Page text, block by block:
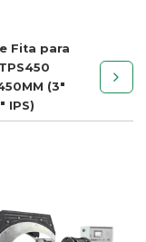
Fita para
(3"
IPS)